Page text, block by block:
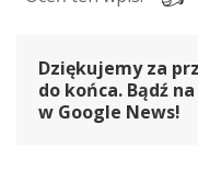
Dziękujemy za
do końca. Bądź
w Google News!